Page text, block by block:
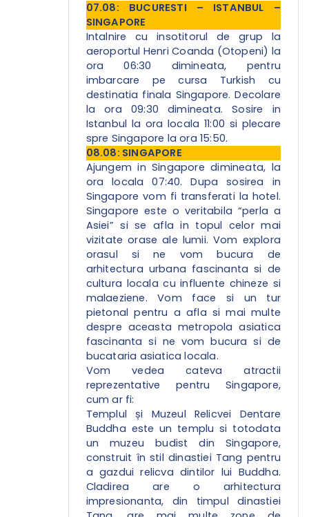
07.08: BUCURESTI – ISTANBUL –
SINGAPORE
Intalnire cu insotitorul de grup la
aeroportul Henri Coanda (Otopeni) la
ora 06:30 dimineata, pentru
imbarcare pe cursa Turkish cu
destinatia finala Singapore. Decolare
la ora 09:30 dimineata. Sosire in
Istanbul la ora locala 11:00 si plecare
spre Singapore la ora 15:50.
08.08: SINGAPORE
Ajungem in Singapore dimineata, la
ora locala 07:40. Dupa sosirea in
Singapore vom fi transferati la hotel.
Singapore este o veritabila “perla a
Asiei” si se afla in topul celor mai
vizitate orase ale lumii. Vom explora
orasul si ne vom bucura de
arhitectura urbana fascinanta si de
cultura locala cu influente chineze si
malaeziene. Vom face si un tur
pietonal pentru a afla si mai multe
despre aceasta metropola asiatica
fascinanta si ne vom bucura si de
bucataria asiatica locala.
Vom vedea cateva atractii
reprezentative pentru Singapore,
cum ar fi:
Templul și Muzeul Relicvei Dentare
Buddha este un templu si totodata
un muzeu budist din Singapore,
construit în stil dinastiei Tang pentru
a gazdui relicva dintilor lui Buddha.
Cladirea are o arhitectura
impresionanta, din timpul dinastiei